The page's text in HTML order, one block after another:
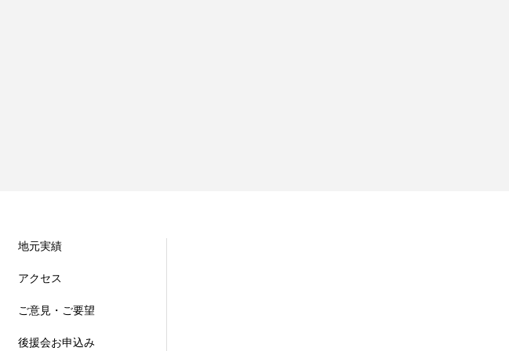
地元実績
アクセス
ご意見・ご要望
後援会お申込み